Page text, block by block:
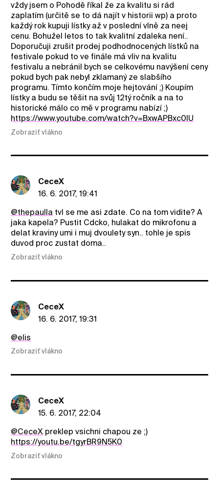
vždy jsem o Pohodě říkal že za kvalitu si rád
zaplatím (určitě se to dá najít v historii wp) a proto
každý rok kupuji lístky až v poslední vlně za neej
cenu. Bohužel letos to tak kvalitní zdaleka není..
Doporučuji zrušit prodej podhodnocených lístků na
festivale pokud to ve finále má vliv na kvalitu
festivalu a nebránil bych se celkovému navýšení ceny
pokud bych pak nebyl zklamaný ze slabšího
programu. Tímto končím moje hejtování ;) Koupím
lístky a budu se těšit na svůj 12tý ročník a na to
historické málo co mě v programu nabízí ;)
https://www.youtube.com/watch?v=BxwAPBxc0lU
Zobraziť vlákno
CeceX
16. 6. 2017, 19:41
@thepaulla tvl se me asi zdate. Co na tom vidite? A
jaka kapela? Pustit Cdcko, hulakat do mikrofonu a
delat kraviny umi i muj dvoulety syn.. tohle je spis
duvod proc zustat doma..
Zobraziť vlákno
CeceX
16. 6. 2017, 19:31
@elis
Zobraziť vlákno
CeceX
15. 6. 2017, 22:04
@CeceX preklep vsichni chapou ze ;)
https://youtu.be/tgyrBR9N5K0
Zobraziť vlákno